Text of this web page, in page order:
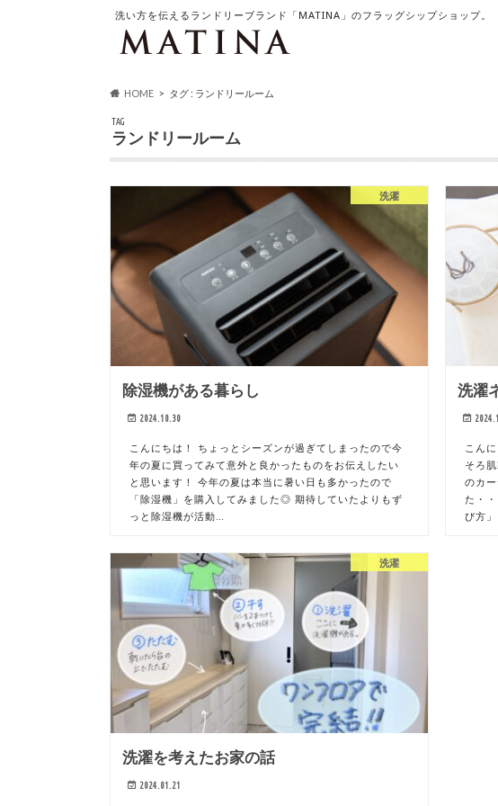
洗い方を伝えるランドリーブランド「MATINA」のフラッグシップショップ。
HOME タグ : ランドリールーム
TAG
ランドリールーム
洗濯
除湿機がある暮らし
2024.10.30
こんにちは！ ちょっとシーズンが過ぎてしまったので今
年の夏に買ってみて意外と良かったものをお伝えしたい
と思います！ 今年の夏は本当に暑い日も多かったので
「除湿機」を購入してみました◎ 期待していたよりもず
っと除湿機が活動…
洗濯
こん
そろ
のカ
た・
び方
洗濯
洗濯を考えたお家の話
2024.01.21